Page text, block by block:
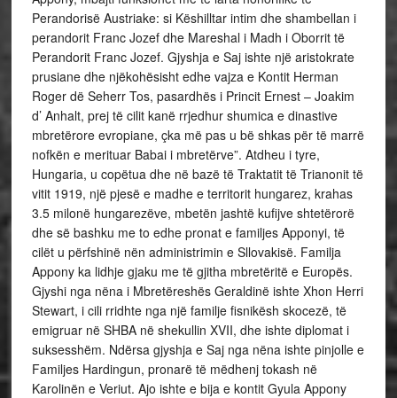
Perandorisë Austriake: si Këshilltar intim dhe shambellan i
perandorit Franc Jozef dhe Mareshal i Madh i Oborrit të
Perandorit Franc Jozef. Gjyshja e Saj ishte një aristokrate
prusiane dhe njëkohësisht edhe vajza e Kontit Herman
Roger dë Seherr Tos, pasardhës i Princit Ernest – Joakim
d’ Anhalt, prej të cilit kanë rrjedhur shumica e dinastive
mbretërore evropiane, çka më pas u bë shkas për të marrë
nofkën e merituar Babai i mbretërve”. Atdheu i tyre,
Hungaria, u copëtua dhe në bazë të Traktatit të Trianonit të
vitit 1919, një pjesë e madhe e territorit hungarez, krahas
3.5 milonë hungarezëve, mbetën jashtë kufijve shtetërorë
dhe së bashku me to edhe pronat e familjes Apponyi, të
cilët u përfshinë nën administrimin e Sllovakisë. Familja
Appony ka lidhje gjaku me të gjitha mbretëritë e Europës.
Gjyshi nga nëna i Mbretëreshës Geraldinë ishte Xhon Herri
Stewart, i cili rridhte nga një familje fisnikësh skocezë, të
emigruar në SHBA në shekullin XVII, dhe ishte diplomat i
suksesshëm. Ndërsa gjyshja e Saj nga nëna ishte pinjolle e
Familjes Hardingun, pronarë të mëdhenj tokash në
Karolinën e Veriut. Ajo ishte e bija e kontit Gyula Appony